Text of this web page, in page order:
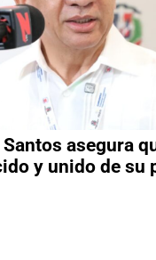
asegura
y unido de su